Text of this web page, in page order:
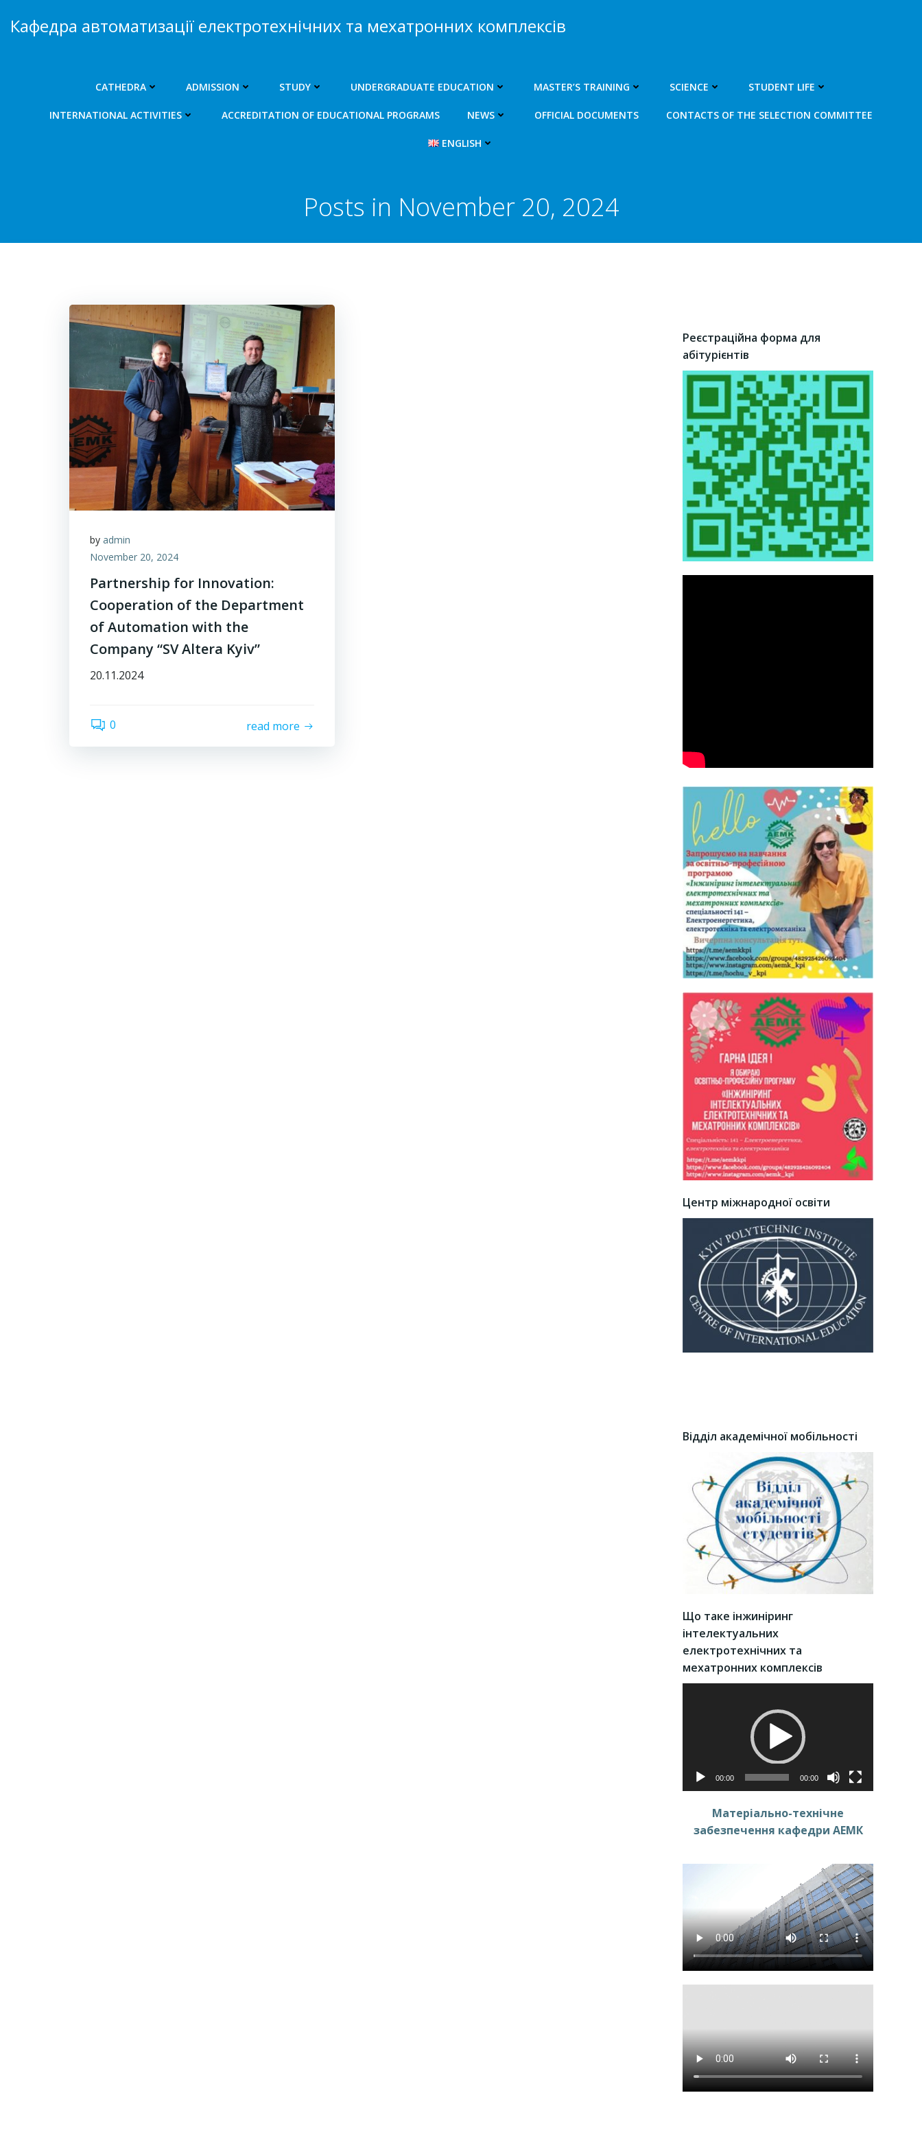
content
Кафедра автоматизації електротехнічних та мехатронних комплексів
CATHEDRA ADMISSION STUDY UNDERGRADUATE EDUCATION MASTER’S TRAINING SCIENCE STUDENT LIFE
INTERNATIONAL ACTIVITIES ACCREDITATION OF EDUCATIONAL PROGRAMS NEWS OFFICIAL DOCUMENTS CONTACTS OF THE SELECTION COMMITTEE
ENGLISH
Posts in November 20, 2024
by admin
November 20, 2024
Partnership for Innovation:
Cooperation of the Department
of Automation with the
Company “SV Altera Kyiv”
20.11.2024
0 read more
Реєстраційна форма для
абітурієнтів
Центр міжнародної освіти
Відділ академічної мобільності
Що таке інжиніринг
інтелектуальних
електротехнічних та
мехатронних комплексів
00:00 00:00
Матеріально-технічне
забезпечення кафедри АЕМК